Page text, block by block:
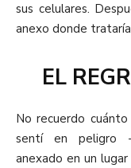
sus celulares.
anexo donde
EL
No recuerdo
sentí en peligro -
anexado en un